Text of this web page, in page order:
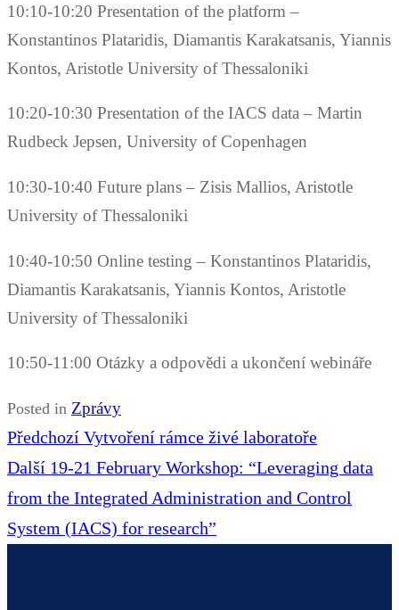
10:10-10:20 Presentation of the platform –
Konstantinos Plataridis, Diamantis Karakatsanis, Yiannis
Kontos, Aristotle University of Thessaloniki
10:20-10:30 Presentation of the IACS data – Martin
Rudbeck Jepsen, University of Copenhagen
10:30-10:40 Future plans – Zisis Mallios, Aristotle
University of Thessaloniki
10:40-10:50 Online testing – Konstantinos Plataridis,
Diamantis Karakatsanis, Yiannis Kontos, Aristotle
University of Thessaloniki
10:50-11:00 Otázky a odpovědi a ukončení webináře
Posted in Zprávy
Navigace
pro
příspěvek
Předchozí Předchozí
příspěvek
Vytvoření rámce živé laboratoře
Další Další
příspěvek
19-21 February Workshop: “Leveraging data
from the Integrated Administration and Control
System (IACS) for research”